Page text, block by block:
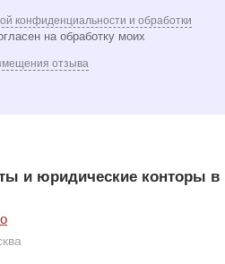
конфиденциальности и обработки
на обработку моих
отзыва
и юридические конторы в